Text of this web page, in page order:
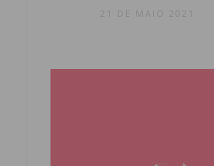
21 DE MAIO 2021